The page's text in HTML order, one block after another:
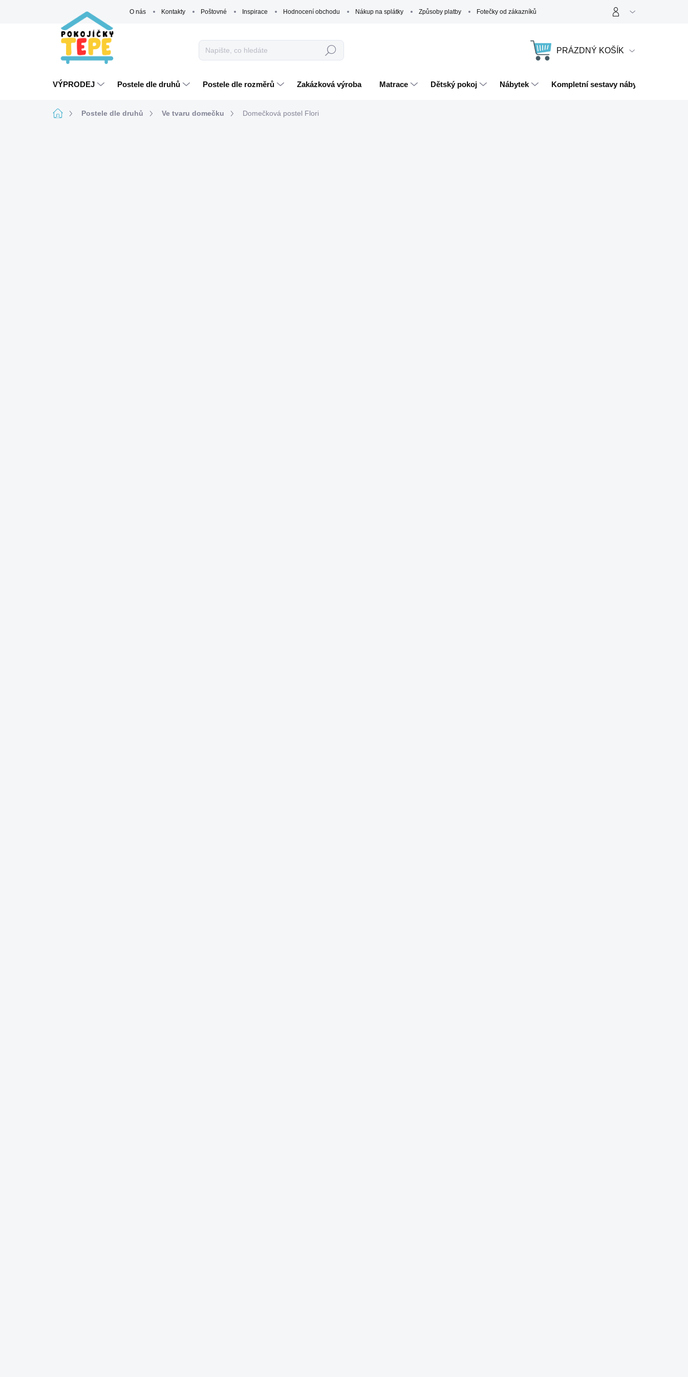
O nás Kontakty Poštovné Inspirace Hodnocení obchodu Nákup na splátky Způsoby platby Fotečky od zákazníků
Hledat
NÁKUPNÍ
PRÁZDNÝ KOŠÍK
VÝPRODEJ Postele dle druhů Postele dle rozměrů Zakázková výroba Matrace Dětský pokoj Nábytek Kompletní sestavy nábytku
DomůPostele dle druhů Ve tvaru domečku Domečková postel Flori